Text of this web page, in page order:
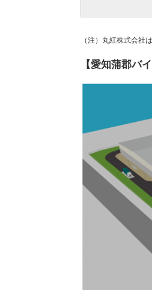
（注）丸紅株式会社
【愛知蒲郡バ